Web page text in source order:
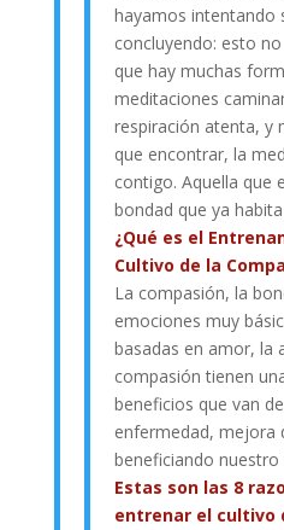
hayamos intentando
concluyendo: esto
que hay muchas
meditaciones
respiración atenta, y
que encontrar, la
contigo. Aquella que
bondad que ya
¿Qué es el
Cultivo de la
La compasión, la
emociones muy
basadas en amor, la
compasión tienen
beneficios que van
enfermedad, mejora
beneficiando nuestro
Estas son las 8
entrenar el cultivo